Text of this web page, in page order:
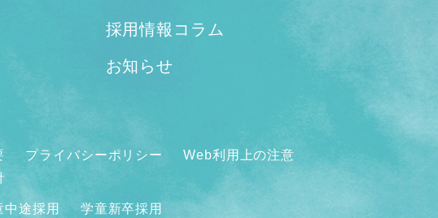
採用情報コラム
お知らせ
プライバシーポリシー
Web利用上の注意
中途採用 学童新卒採用